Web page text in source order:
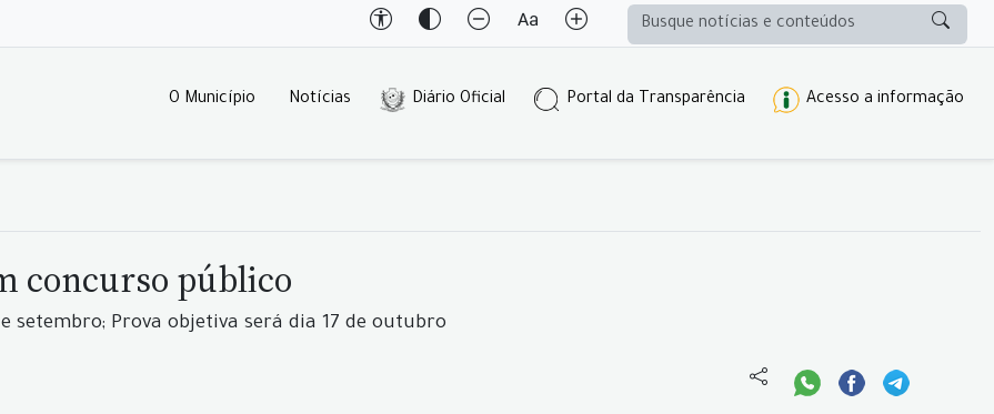
O Município Notícias Diário Oficial Portal da Transparência Acesso a informação
concurso público
Prova objetiva será dia 17 de outubro